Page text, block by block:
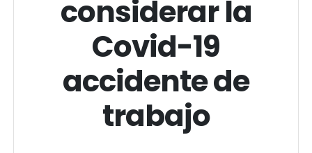
considerar la
Covid-19
accidente de
trabajo